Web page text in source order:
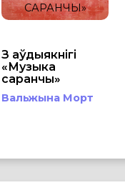
САРАНЧЫ»
З аўдыякнігі
«Музыка
саранчы»
Вальжына Морт